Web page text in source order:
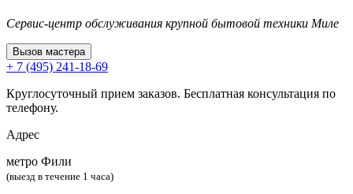
Сервис-центр обслуживания крупной бытовой техники Миле
Вызов мастера
+ 7 (495) 241-18-69
Круглосуточный прием заказов. Бесплатная консультация по
телефону.
Адрес
метро Фили
(выезд в течение 1 часа)